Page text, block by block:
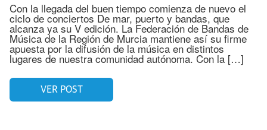
Con la llegada del buen tiempo comienza de nuevo el
ciclo de conciertos De mar, puerto y bandas, que
alcanza ya su V edición. La Federación de Bandas de
Música de la Región de Murcia mantiene así su firme
apuesta por la difusión de la música en distintos
lugares de nuestra comunidad autónoma. Con la […]
VER POST